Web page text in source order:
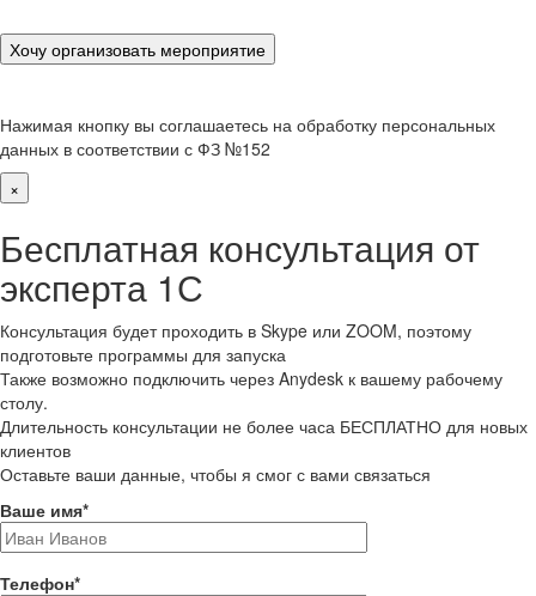
Нажимая кнопку вы соглашаетесь на обработку персональных
данных в соответствии с ФЗ №152
×
Бесплатная консультация от
эксперта 1С
Консультация будет проходить в Skype или ZOOM, поэтому
подготовьте программы для запуска
Также возможно подключить через Anydesk к вашему рабочему
столу.
Длительность консультации не более часа БЕСПЛАТНО для новых
клиентов
Оставьте ваши данные, чтобы я смог с вами связаться
Ваше имя*
Телефон*